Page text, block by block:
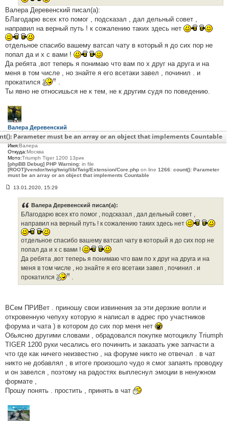
Валера Деревенский писал(а):
БЛагодарю всех кто помог , подсказал , дал дельный совет ,
направил на верный путь ! к сожалению таких здесь нет
отдельное спасибо вашему ватсап чату в который я до сих пор не
попал да и х с вами !
Да ребята ,вот теперь я понимаю что вам по х друг на друга и на
меня в том числе , но знайте я его всетаки завел , починил . и
прокатился
Ты явно не относишься не к тем, не к другим судя по поведению.
Валера Деревенский
Сообщения:27
С нами:6 лет 7 месяцев
Имя:Валера
Откуда:Москва
Мото:Triumph Tiger 1200 13рик
[phpBB Debug] PHP Warning: in file
[ROOT]/vendor/twig/twig/lib/Twig/Extension/Core.php on line 1266: count(): Parameter
must be an array or an object that implements Countable
Parameter must be an array or an object that implements Countable
13.01.2020, 15:29
Валера Деревенский писал(а):
БЛагодарю всех кто помог , подсказал , дал дельный совет ,
направил на верный путь ! к сожалению таких здесь нет
отдельное спасибо вашему ватсап чату в который я до сих пор не
попал да и х с вами !
Да ребята ,вот теперь я понимаю что вам по х друг на друга и на
меня в том числе , но знайте я его всетаки завел , починил . и
прокатился
.
ВСем ПРИВет . приношу свои извинения за эти дерзкие вопли и
откровенную чепуху которую я написал в адрес про участников
форума и чата ) в котором до сих пор меня нет
Обьясню другими словами , обрадовался покупке мотоциклу Triumph
TIGER 1200 руки чесались его починить и заказать уже запчасти а
что где как ничего неизвестно , на форуме никто не отвечал . в чат
никто не добавлял , в итоге произошло чудо я смог запаять проводку
и он завелся , поэтому на радостях выплеснул эмоции в ненужном
формате ,
Прошу понять . простить , принять в чат